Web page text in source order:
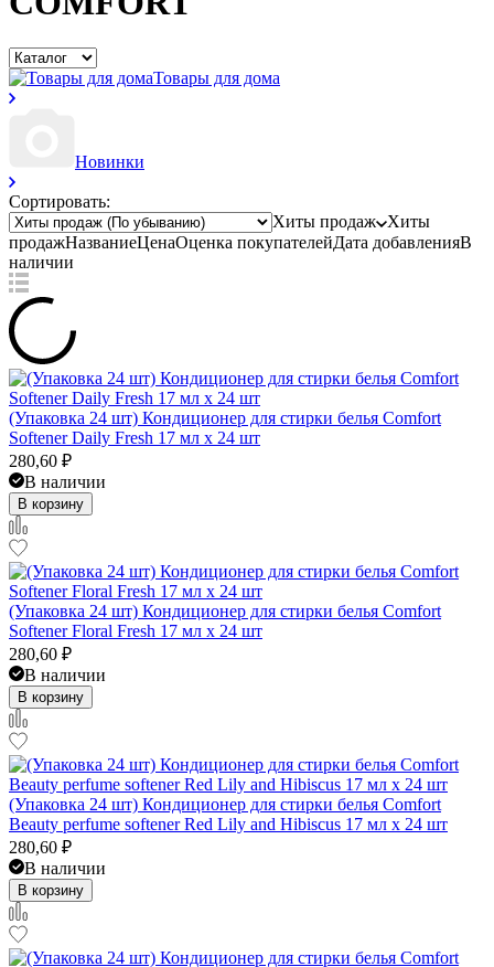
Товары для дома
Новинки
Сортировать:
Хиты продаж
Хиты
продажНазваниеЦенаОценка покупателейДата добавленияВ
наличии
(Упаковка 24 шт) Кондиционер для стирки белья Comfort
Softener Daily Fresh 17 мл x 24 шт
280,60 ₽
В наличии
В корзину
(Упаковка 24 шт) Кондиционер для стирки белья Comfort
Softener Floral Fresh 17 мл x 24 шт
280,60 ₽
В наличии
В корзину
(Упаковка 24 шт) Кондиционер для стирки белья Comfort
Beauty perfume softener Red Lily and Hibiscus 17 мл x 24 шт
280,60 ₽
В наличии
В корзину